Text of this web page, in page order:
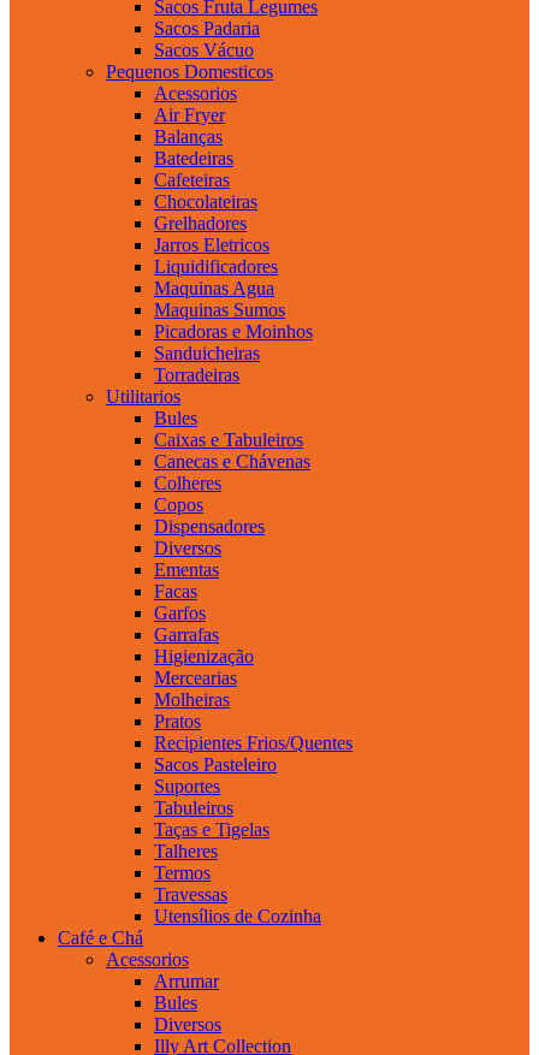
Sacos Fruta Legumes
Sacos Padaria
Sacos Vácuo
Pequenos Domesticos
Acessorios
Air Fryer
Balanças
Batedeiras
Cafeteiras
Chocolateiras
Grelhadores
Jarros Eletricos
Liquidificadores
Maquinas Agua
Maquinas Sumos
Picadoras e Moinhos
Sanduicheiras
Torradeiras
Utilitarios
Bules
Caixas e Tabuleiros
Canecas e Chávenas
Colheres
Copos
Dispensadores
Diversos
Ementas
Facas
Garfos
Garrafas
Higienização
Mercearias
Molheiras
Pratos
Recipientes Frios/Quentes
Sacos Pasteleiro
Suportes
Tabuleiros
Taças e Tigelas
Talheres
Termos
Travessas
Utensílios de Cozinha
Café e Chá
Acessorios
Arrumar
Bules
Diversos
Illy Art Collection